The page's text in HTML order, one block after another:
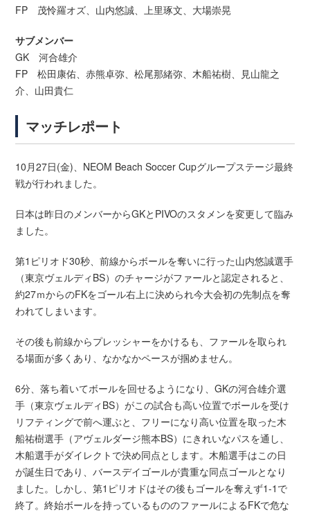
FP 茂怜羅オズ、山内悠誠、上里琢文、大場崇晃
サブメンバー
GK 河合雄介
FP 松田康佑、赤熊卓弥、松尾那緒弥、木船祐樹、見山龍之
介、山田貴仁
マッチレポート
10月27日(金)、NEOM Beach Soccer Cupグループステージ最終
戦が行われました。
日本は昨日のメンバーからGKとPIVOのスタメンを変更して臨み
ました。
第1ピリオド30秒、前線からボールを奪いに行った山内悠誠選手
（東京ヴェルディBS）のチャージがファールと認定されると、
約27ｍからのFKをゴール右上に決められ今大会初の先制点を奪
われてしまいます。
その後も前線からプレッシャーをかけるも、ファールを取られ
る場面が多くあり、なかなかペースが掴めません。
6分、落ち着いてボールを回せるようになり、GKの河合雄介選
手（東京ヴェルディBS）がこの試合も高い位置でボールを受け
リフティングで前へ運ぶと、フリーになり高い位置を取った木
船祐樹選手（アヴェルダージ熊本BS）にきれいなパスを通し、
木船選手がダイレクトで決め同点とします。木船選手はこの日
が誕生日であり、バースデイゴールが貴重な同点ゴールとなり
ました。しかし、第1ピリオドはその後もゴールを奪えず1-1で
終了。終始ボールを持っているもののファールによるFKで危な